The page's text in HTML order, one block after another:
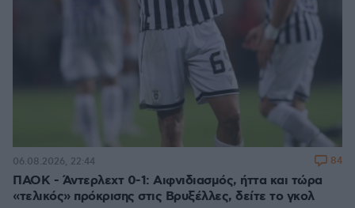
ΠΑΟΚ - Άντερλεχτ 0-1: Αιφνιδιασμός, ήττα και τώρα
«τελικός» πρόκρισης στις Βρυξέλλες, δείτε το γκολ
06.08.2026, 22:44 84